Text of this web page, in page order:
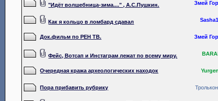
"Идёт волшебница-зима...." , А.С.Пушкин. Змей
Как я кольцо в ломбард сдавал
Док.фильм по РЕН ТВ. Змей
Фейс, Вотсап и Инстаграм лежат по всему миру.
Очередная кража археологических находок
Пора прибавить рубрику